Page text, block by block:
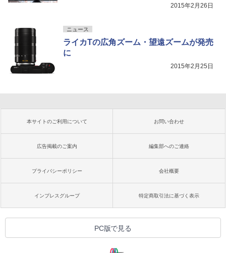
2015年2月26日
ニュース
ライカTの広角ズーム・望遠ズームが発売
に
2015年2月25日
本サイトのご利用について お問い合わせ
広告掲載のご案内 編集部へのご連絡
プライバシーポリシー 会社概要
インプレスグループ 特定商取引法に基づく表示
PC版で見る